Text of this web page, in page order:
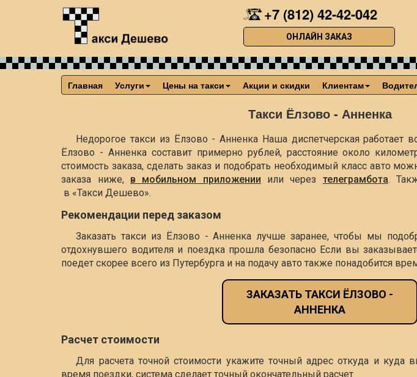
+7 (812) 42-42-042
ОНЛАЙН ЗАКАЗ
Главная Услуги Цены на такси Акции и скидки Клиентам
Такси Ёлзово - Анненка
Недорогое такси из Ёлзово - Анненка Наша диспетчерская работает
Ёлзово - Анненка составит примерно рублей, расстояние около
стоимость заказа, сделать заказ и подобрать необходимый класс авто
заказа ниже, в мобильном приложении или через телеграмбота.
в «Такси Дешево».
Рекомендации перед заказом
Заказать такси из Ёлзово - Анненка лучше заранее, чтобы мы
отдохнувшего водителя и поездка прошла безопасно Если вы
поедет скорее всего из Путербурга и на подачу авто также понадобится
ЗАКАЗАТЬ ТАКСИ ЁЛЗОВО -
АННЕНКА
Расчет стоимости
Для расчета точной стоимости укажите точный адрес откуда и куда
время поездки, система сделает точный окончательный расчет